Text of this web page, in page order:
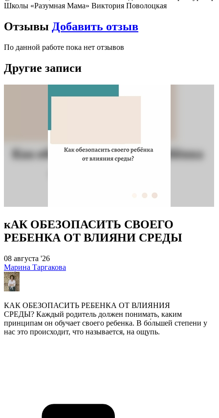
Школы «Разумная Мама» Виктория Поволоцкая
Отзывы Добавить отзыв
По данной работе пока нет отзывов
Другие записи
кАК ОБЕЗОПАСИТЬ СВОЕГО
РЕБЕНКА ОТ ВЛИЯНИ СРЕДЫ
08 августа '26
Марина Таргакова
КАК ОБЕЗОПАСИТЬ РЕБЕНКА ОТ ВЛИЯНИЯ
СРЕДЫ? Каждый родитель должен понимать, каким
принципам он обучает своего ребенка. В бо́льшей степени у
нас это происходит, что называется, на ощупь.